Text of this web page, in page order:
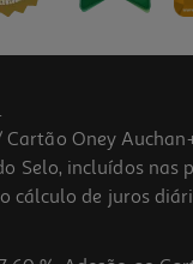
Oney
Selo, incluídos nas
de juros